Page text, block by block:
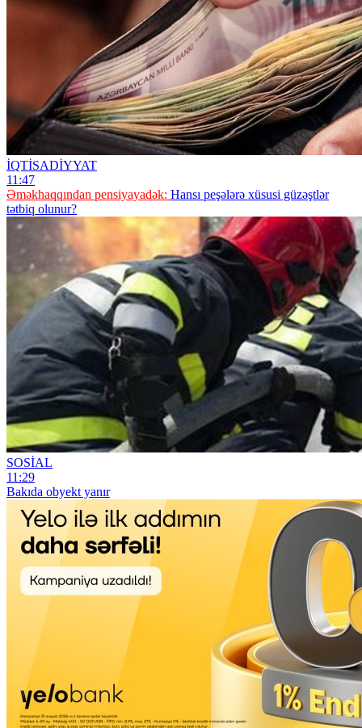
İQTİSADİYYAT
11:47
Əməkhaqqından pensiyayadək: Hansı peşələrə xüsusi güzəştlər
tətbiq olunur?
SOSİAL
11:29
Bakıda obyekt yanır